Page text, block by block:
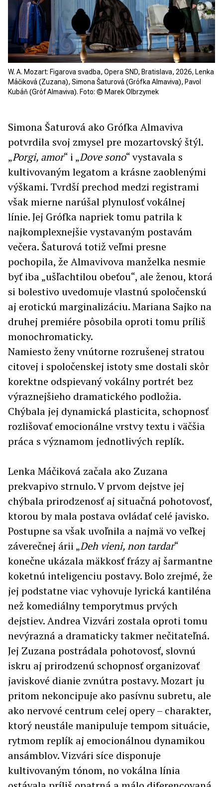
W. A. Mozart: Figarova svadba, Opera SND, Bratislava, 2026, Lenka
Máčiková (Zuzana), Simona Šaturová (Grófka Almaviva), Pavol
Kubáň (Gróf Almaviva). Foto: © Marek Olbrzymek
Simona Šaturová ako Grófka Almaviva
potvrdila svoj zmysel pre mozartovský štýl.
„Porgi, amor“ i „Dove sono“ vystavala s
kultivovaným legatom a krásne zaoblenými
výškami. Tvrdší prechod medzi registrami
však mierne narúšal plynulosť vokálnej
línie. Jej Grófka napriek tomu patrila k
najkomplexnejšie vystavaným postavám
večera. Šaturová totiž veľmi presne
pochopila, že Almavivova manželka nesmie
byť iba „ušľachtilou obeťou“, ale ženou, ktorá
si bolestivo uvedomuje vlastnú spoločenskú
aj erotickú marginalizáciu. Mariana Sajko na
druhej premiére pôsobila oproti tomu príliš
monochromaticky.
Namiesto ženy vnútorne rozrušenej stratou
citovej i spoločenskej istoty sme dostali skôr
korektne odspievaný vokálny portrét bez
výraznejšieho dramatického podložia.
Chýbala jej dynamická plasticita, schopnosť
rozlišovať emocionálne vrstvy textu i väčšia
práca s významom jednotlivých replík.
Lenka Máčiková začala ako Zuzana
prekvapivo strnulo. V prvom dejstve jej
chýbala prirodzenosť aj situačná pohotovosť,
ktorou by mala postava ovládať celé javisko.
Postupne sa však uvoľnila a najmä vo veľkej
záverečnej árii „Deh vieni, non tardar“
konečne ukázala mäkkosť frázy aj šarmantne
koketnú inteligenciu postavy. Bolo zrejmé, že
jej podstatne viac vyhovuje lyrická kantiléna
než komediálny temporytmus prvých
dejstiev. Andrea Vizvári zostala oproti tomu
nevýrazná a dramaticky takmer nečitateľná.
Jej Zuzana postrádala pohotovosť, slovnú
iskru aj prirodzenú schopnosť organizovať
javiskové dianie zvnútra postavy. Mozart ju
pritom nekoncipuje ako pasívnu subretu, ale
ako nervové centrum celej opery – charakter,
ktorý neustále manipuluje tempom situácie,
rytmom replík aj emocionálnou dynamikou
ansámblov. Vizvári síce disponuje
kultivovaným tónom, no vokálna línia